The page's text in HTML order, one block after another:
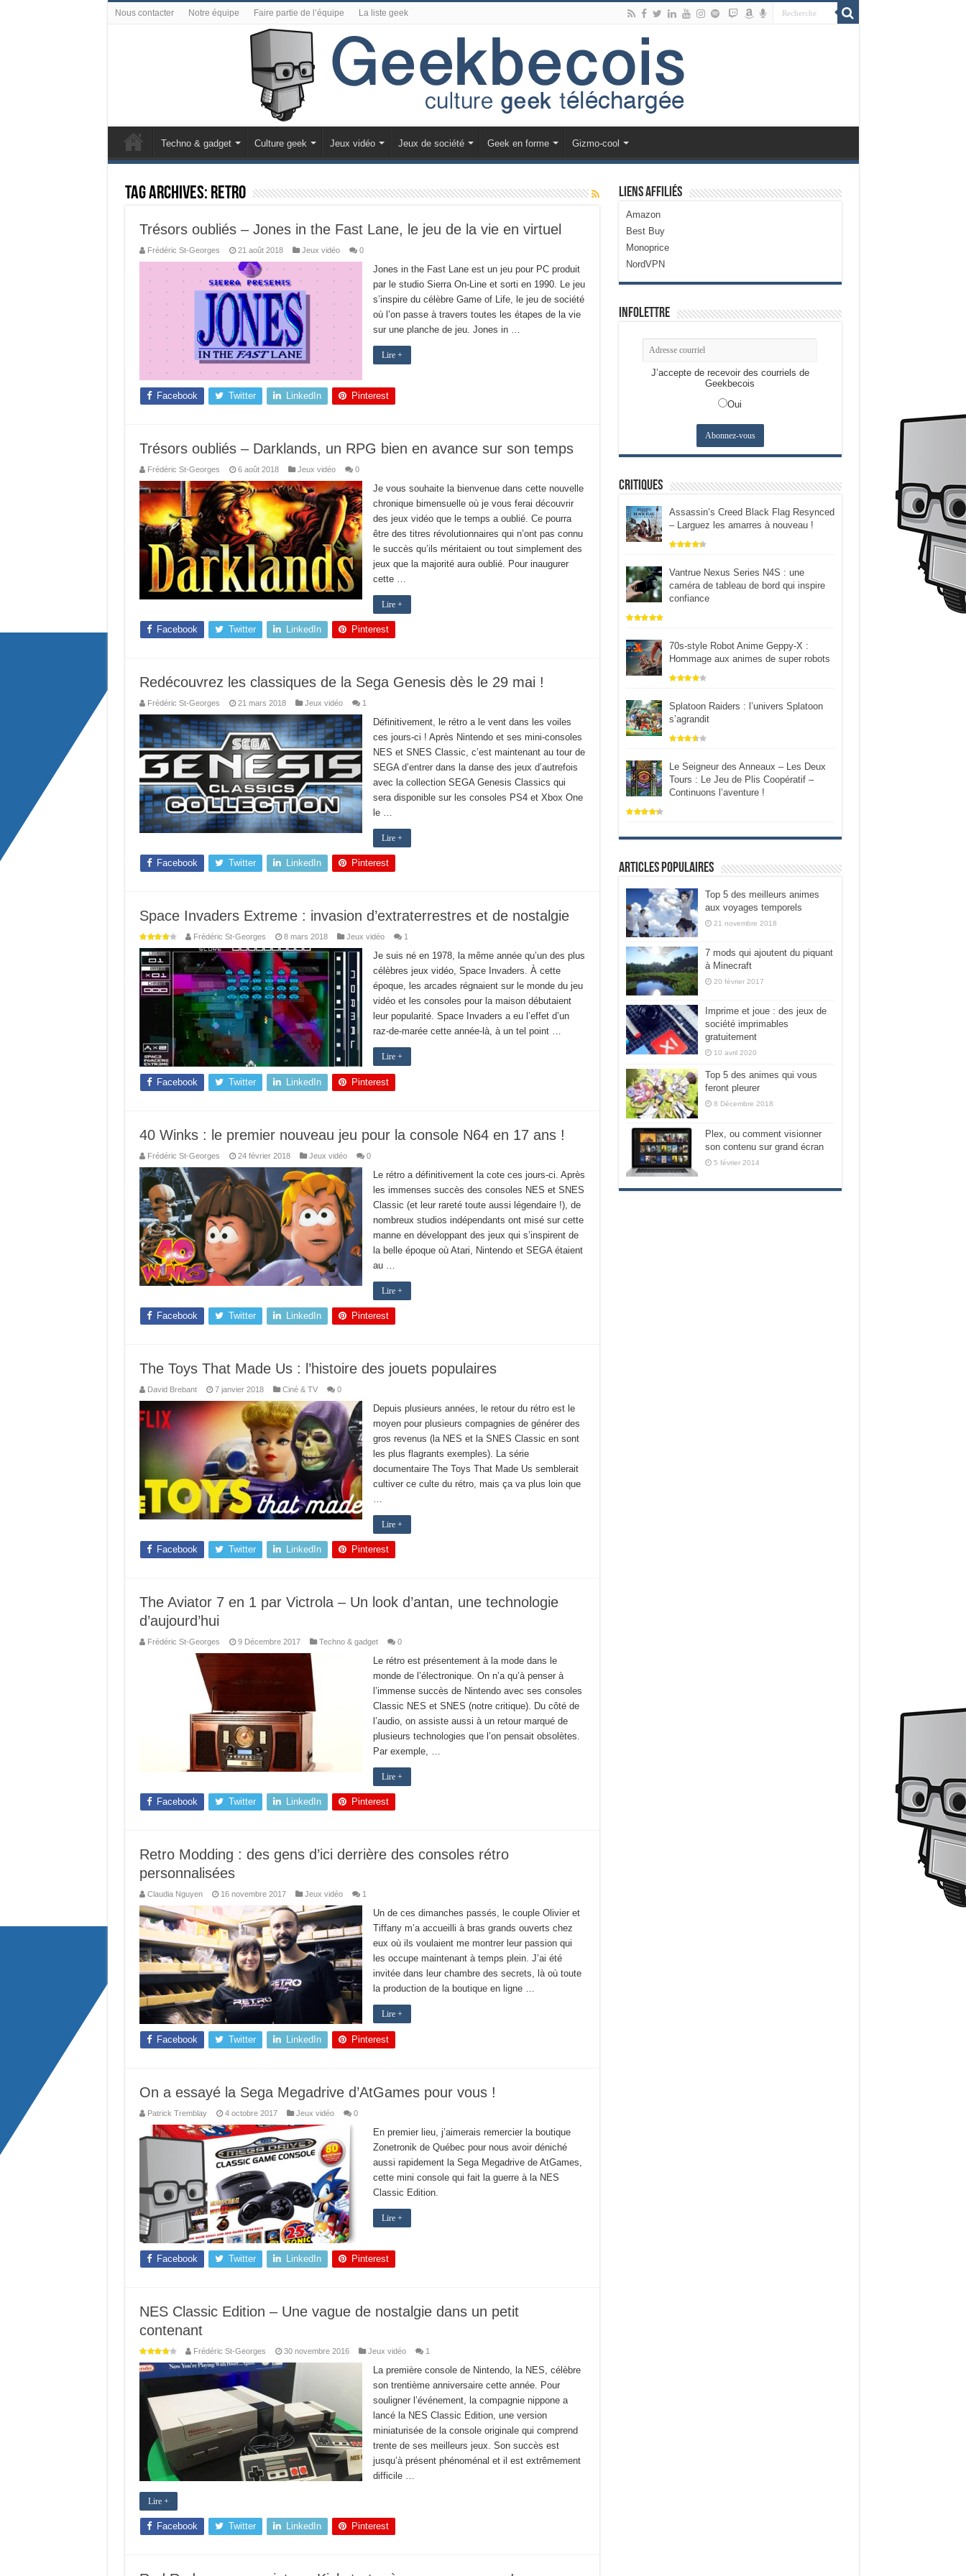
Nous contacter Notre équipe Faire partie de l’équipe La liste geek
Techno & gadget Culture geek Jeux vidéo Jeux de société Geek en forme Gizmo-cool
Tag Archives: Retro
Trésors oubliés – Jones in the Fast Lane, le jeu de la vie en virtuel
Frédéric St-Georges 21 août 2018 Jeux vidéo 0
Jones in the Fast Lane est un jeu pour PC produit
par le studio Sierra On-Line et sorti en 1990. Le jeu
s’inspire du célèbre Game of Life, le jeu de société
où l’on passe à travers toutes les étapes de la vie
sur une planche de jeu. Jones in …
Lire +
Facebook Twitter LinkedIn Pinterest
Trésors oubliés – Darklands, un RPG bien en avance sur son temps
Frédéric St-Georges 6 août 2018 Jeux vidéo 0
Je vous souhaite la bienvenue dans cette nouvelle
chronique bimensuelle où je vous ferai découvrir
des jeux vidéo que le temps a oublié. Ce pourra
être des titres révolutionnaires qui n’ont pas connu
le succès qu’ils méritaient ou tout simplement des
jeux que la majorité aura oublié. Pour inaugurer
cette …
Lire +
Facebook Twitter LinkedIn Pinterest
Redécouvrez les classiques de la Sega Genesis dès le 29 mai !
Frédéric St-Georges 21 mars 2018 Jeux vidéo 1
Définitivement, le rétro a le vent dans les voiles
ces jours-ci ! Après Nintendo et ses mini-consoles
NES et SNES Classic, c’est maintenant au tour de
SEGA d’entrer dans la danse des jeux d’autrefois
avec la collection SEGA Genesis Classics qui
sera disponible sur les consoles PS4 et Xbox One
le …
Lire +
Facebook Twitter LinkedIn Pinterest
Space Invaders Extreme : invasion d’extraterrestres et de nostalgie
Frédéric St-Georges 8 mars 2018 Jeux vidéo 1
Je suis né en 1978, la même année qu’un des plus
célèbres jeux vidéo, Space Invaders. À cette
époque, les arcades régnaient sur le monde du jeu
vidéo et les consoles pour la maison débutaient
leur popularité. Space Invaders a eu l’effet d’un
raz-de-marée cette année-là, à un tel point …
Lire +
Facebook Twitter LinkedIn Pinterest
40 Winks : le premier nouveau jeu pour la console N64 en 17 ans !
Frédéric St-Georges 24 février 2018 Jeux vidéo 0
Le rétro a définitivement la cote ces jours-ci. Après
les immenses succès des consoles NES et SNES
Classic (et leur rareté toute aussi légendaire !), de
nombreux studios indépendants ont misé sur cette
manne en développant des jeux qui s’inspirent de
la belle époque où Atari, Nintendo et SEGA étaient
au …
Lire +
Facebook Twitter LinkedIn Pinterest
The Toys That Made Us : l’histoire des jouets populaires
David Brebant 7 janvier 2018 Ciné & TV 0
Depuis plusieurs années, le retour du rétro est le
moyen pour plusieurs compagnies de générer des
gros revenus (la NES et la SNES Classic en sont
les plus flagrants exemples). La série
documentaire The Toys That Made Us semblerait
cultiver ce culte du rétro, mais ça va plus loin que
…
Lire +
Facebook Twitter LinkedIn Pinterest
The Aviator 7 en 1 par Victrola – Un look d’antan, une technologie
d’aujourd’hui
Frédéric St-Georges 9 Décembre 2017 Techno & gadget 0
Le rétro est présentement à la mode dans le
monde de l’électronique. On n’a qu’à penser à
l’immense succès de Nintendo avec ses consoles
Classic NES et SNES (notre critique). Du côté de
l’audio, on assiste aussi à un retour marqué de
plusieurs technologies que l’on pensait obsolètes.
Par exemple, …
Lire +
Facebook Twitter LinkedIn Pinterest
Retro Modding : des gens d’ici derrière des consoles rétro
personnalisées
Claudia Nguyen 16 novembre 2017 Jeux vidéo 1
Un de ces dimanches passés, le couple Olivier et
Tiffany m’a accueilli à bras grands ouverts chez
eux où ils voulaient me montrer leur passion qui
les occupe maintenant à temps plein. J’ai été
invitée dans leur chambre des secrets, là où toute
la production de la boutique en ligne …
Lire +
Facebook Twitter LinkedIn Pinterest
On a essayé la Sega Megadrive d’AtGames pour vous !
Patrick Tremblay 4 octobre 2017 Jeux vidéo 0
En premier lieu, j’aimerais remercier la boutique
Zonetronik de Québec pour nous avoir déniché
aussi rapidement la Sega Megadrive de AtGames,
cette mini console qui fait la guerre à la NES
Classic Edition.
Lire +
Facebook Twitter LinkedIn Pinterest
NES Classic Edition – Une vague de nostalgie dans un petit
contenant
Frédéric St-Georges 30 novembre 2016 Jeux vidéo 1
La première console de Nintendo, la NES, célèbre
son trentième anniversaire cette année. Pour
souligner l’événement, la compagnie nippone a
lancé la NES Classic Edition, une version
miniaturisée de la console originale qui comprend
trente de ses meilleurs jeux. Son succès est
jusqu’à présent phénoménal et il est extrêmement
difficile …
Lire +
Facebook Twitter LinkedIn Pinterest
Liens Affiliés
Amazon
Best Buy
Monoprice
NordVPN
Infolettre
J’accepte de recevoir des courriels de
Geekbecois
Oui
Critiques
Assassin’s Creed Black Flag Resynced
– Larguez les amarres à nouveau !
Vantrue Nexus Series N4S : une
caméra de tableau de bord qui inspire
confiance
70s-style Robot Anime Geppy-X :
Hommage aux animes de super robots
Splatoon Raiders : l’univers Splatoon
s’agrandit
Le Seigneur des Anneaux – Les Deux
Tours : Le Jeu de Plis Coopératif –
Continuons l’aventure !
Articles populaires
Top 5 des meilleurs animes
aux voyages temporels
21 novembre 2018
7 mods qui ajoutent du piquant
à Minecraft
20 février 2017
Imprime et joue : des jeux de
société imprimables
gratuitement
10 avril 2020
Top 5 des animes qui vous
feront pleurer
8 Décembre 2018
Plex, ou comment visionner
son contenu sur grand écran
5 février 2014